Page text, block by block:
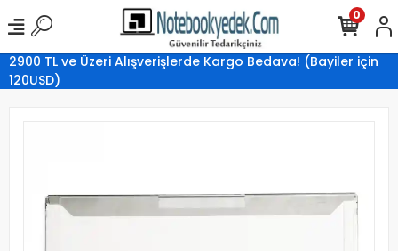
2900 TL ve Üzeri Alışverişlerde Kargo Bedava! (Bayiler için
120USD)
0